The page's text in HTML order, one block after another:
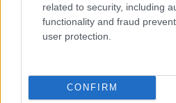
related to security, including
functionality and fraud
user protection.
CONFIRM
Mario Malu
Paolo Pinna